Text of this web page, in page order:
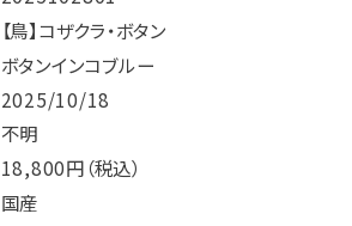
【鳥】コザクラ・ボタン
ボタンインコブルー
2025/10/18
不明
18,800円（税込）
国産